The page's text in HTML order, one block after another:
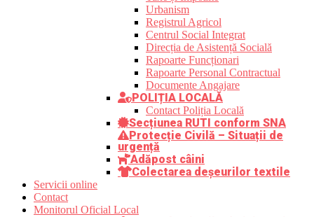
Urbanism
Registrul Agricol
Centrul Social Integrat
Direcția de Asistență Socială
Rapoarte Funcționari
Rapoarte Personal Contractual
Documente Angajare
POLIȚIA LOCALĂ
Contact Poliția Locală
Secțiunea RUTI conform SNA
Protecție Civilă – Situații de
urgență
Adăpost câini
Colectarea deșeurilor textile
Servicii online
Contact
Monitorul Oficial Local